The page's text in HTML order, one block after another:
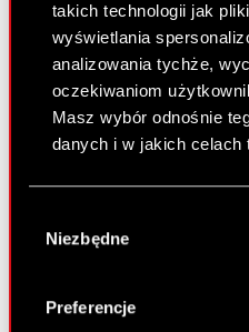
takich technologii jak
wyświetlania
analizowania tychże,
oczekiwaniom
Masz wybór odnośnie
danych i w jakich celach
lokalizacji
Identyfikować
analizując
zgody
Niezbędne
Preferencje
Raport bieżący
11 maja 2010
PDF
Rejestracja
kapitału
Raport bieżący nr